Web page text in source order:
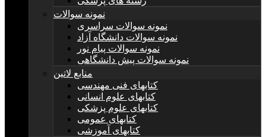
نمونه سوالات
نمونه سوالات سراسری
نمونه سوالات دانشگاه آزاد
نمونه سوالات پیام نور
نمونه سوالات پیش دانشگاهی
منابع لاتین
کتابهای فنی مهندسی
کتابهای علوم انسانی
کتابهای علوم پزشکی
کتابهای عمومی
کتابهای آموزشی